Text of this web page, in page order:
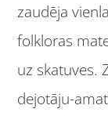
zaudēja
folkloras
uz skatuves.
dejotāju-